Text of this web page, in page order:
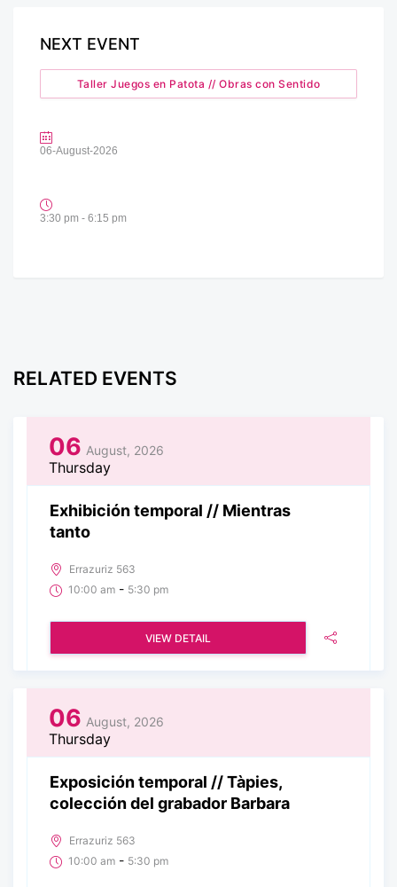
NEXT EVENT
Taller Juegos en Patota // Obras con Sentido
06-August-2026
3:30 pm - 6:15 pm
RELATED EVENTS
06 August, 2026
Thursday
Exhibición temporal // Mientras
tanto
Errazuriz 563
10:00 am - 5:30 pm
VIEW DETAIL
06 August, 2026
Thursday
Exposición temporal // Tàpies,
colección del grabador Barbara
Errazuriz 563
10:00 am - 5:30 pm